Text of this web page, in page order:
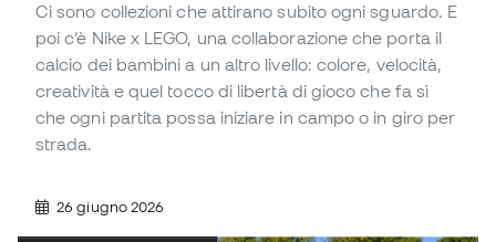
Ci sono collezioni che attirano subito ogni sguardo. E
poi c’è Nike x LEGO, una collaborazione che porta il
calcio dei bambini a un altro livello: colore, velocità,
creatività e quel tocco di libertà di gioco che fa sì
che ogni partita possa iniziare in campo o in giro per
strada.
26 giugno 2026